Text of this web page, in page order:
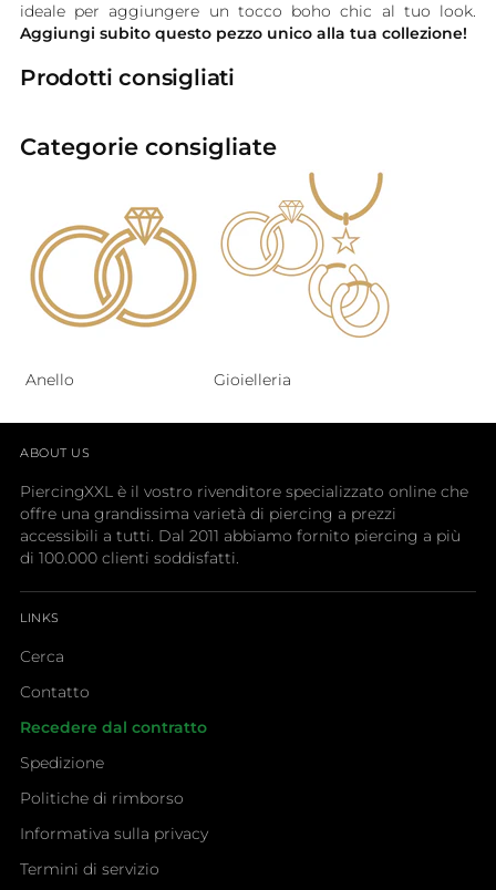
ideale per aggiungere un tocco boho chic al tuo look.
Aggiungi subito questo pezzo unico alla tua collezione!
Prodotti consigliati
Categorie consigliate
Anello Gioielleria
ABOUT US
PiercingXXL è il vostro rivenditore specializzato online che
offre una grandissima varietà di piercing a prezzi
accessibili a tutti. Dal 2011 abbiamo fornito piercing a più
di 100.000 clienti soddisfatti.
LINKS
Cerca
Contatto
Recedere dal contratto
Spedizione
Politiche di rimborso
Informativa sulla privacy
Termini di servizio